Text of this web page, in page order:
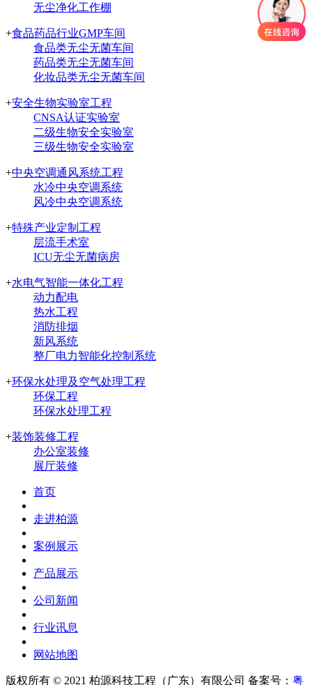
无尘净化工作棚
+食品药品行业GMP车间
食品类无尘无菌车间
药品类无尘无菌车间
化妆品类无尘无菌车间
+安全生物实验室工程
CNSA认证实验室
二级生物安全实验室
三级生物安全实验室
+中央空调通风系统工程
水冷中央空调系统
风冷中央空调系统
+特殊产业定制工程
层流手术室
ICU无尘无菌病房
+水电气智能一体化工程
动力配电
热水工程
消防排烟
新风系统
整厂电力智能化控制系统
+环保水处理及空气处理工程
环保工程
环保水处理工程
+装饰装修工程
办公室装修
展厅装修
首页
走进柏源
案例展示
产品展示
公司新闻
行业讯息
网站地图
版权所有 © 2021 柏源科技工程（广东）有限公司 备案号： 粤